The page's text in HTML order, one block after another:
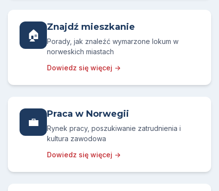
🏠
Znajdź mieszkanie
Porady, jak znaleźć wymarzone lokum w
norweskich miastach
Dowiedz się więcej →
💼
Praca w Norwegii
Rynek pracy, poszukiwanie zatrudnienia i
kultura zawodowa
Dowiedz się więcej →